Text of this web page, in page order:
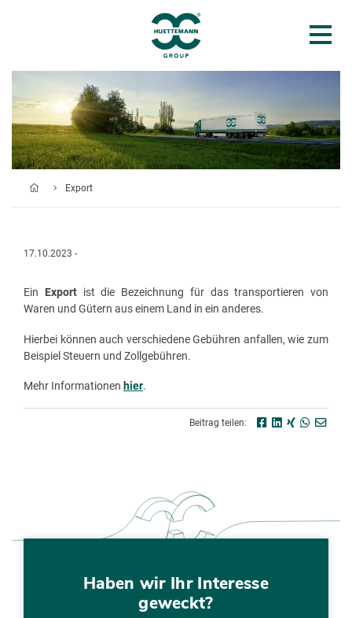
Export
17.10.2023 -
Ein Exportist die Bezeichnung für das transportieren von
Waren und Gütern aus einem Land in ein anderes.
Hierbei können auch verschiedene Gebühren anfallen, wie zum
Beispiel Steuern und Zollgebühren.
Mehr Informationen hier.
Beitrag teilen:
Haben wir Ihr Interesse
geweckt?